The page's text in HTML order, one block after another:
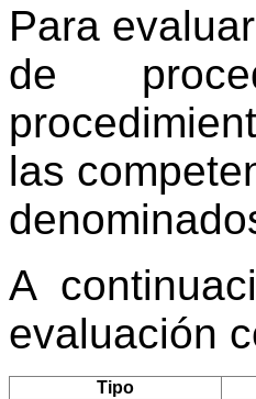
Para
de
las
A
evaluación
Tipo